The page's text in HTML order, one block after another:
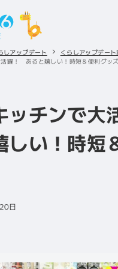
しアップデート
くらしアップデート
躍！ あると嬉しい！時短＆便利グッズ
ッチンで
しい！時短
日